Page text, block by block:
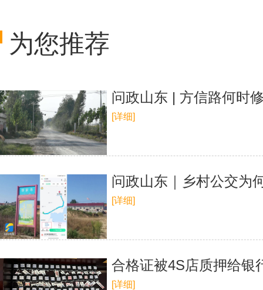
为您推荐
问政山东 | 方信路何时
[详细]
问政山东｜乡村公交为
[详细]
合格证被4S店质押给银
[详细]